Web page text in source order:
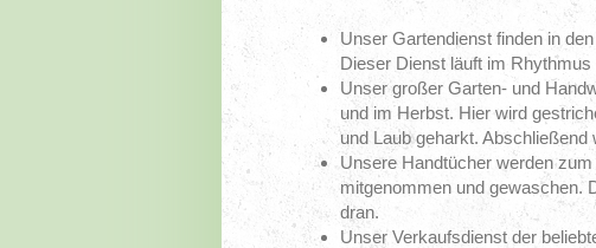
Unser Gartendienst finden in
Dieser Dienst läuft im
Unser großer Garten- und
und im Herbst. Hier wird
und Laub geharkt.
Unsere Handtücher werden
mitgenommen und gewaschen.
dran.
Unser Verkaufsdienst der